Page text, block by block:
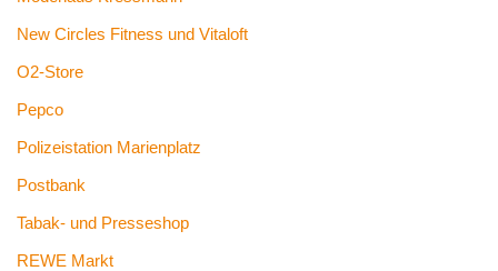
New Circles Fitness und Vitaloft
O2-Store
Pepco
Polizeistation Marienplatz
Postbank
Tabak- und Presseshop
REWE Markt